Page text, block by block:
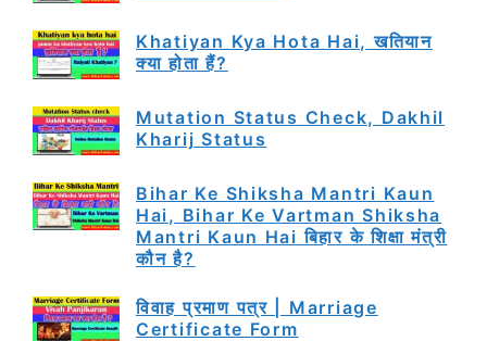
Khatiyan Kya Hota Hai, खतियान
क्या होता हैं?
Mutation Status Check, Dakhil
Kharij Status
Bihar Ke Shiksha Mantri Kaun
Hai, Bihar Ke Vartman Shiksha
Mantri Kaun Hai बिहार के शिक्षा मंत्री
कौन है?
विवाह प्रमाण पत्र | Marriage
Certificate Form